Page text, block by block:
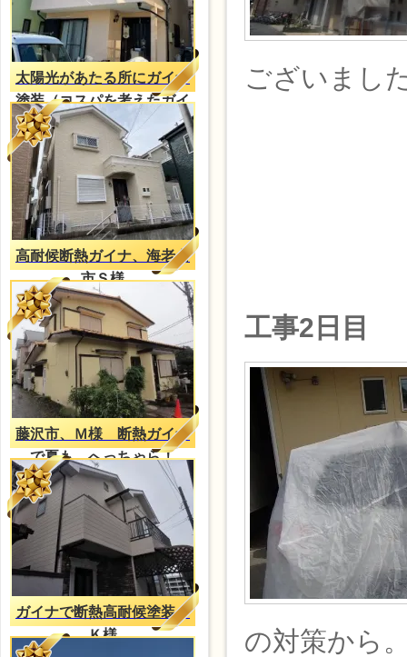
太陽光があたる所にガイナ
塗装（コスパを考えたガイ
ナ塗装）
高耐候断熱ガイナ、海老名
市Ｓ様
藤沢市、Ｍ様 断熱ガイナ
で夏も、へっちゃら！
ガイナで断熱高耐候塗装、
Ｋ様
ございまし
工事2日目
の対策から